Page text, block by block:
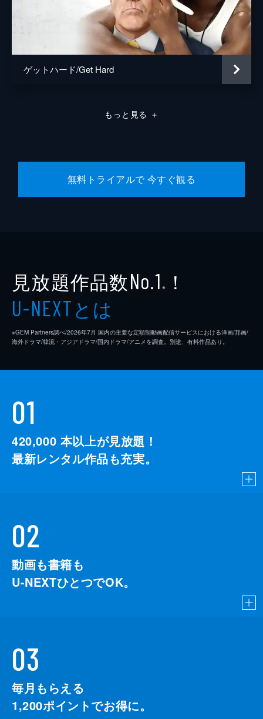
ゲットハード/Get Hard
もっと見る ＋
無料トライアルで 今すぐ観る
見放題作品数No.1 ※ ！
U-NEXTとは
※GEM Partners調べ/2026年7⽉ 国内の主要な定額制動画配信サービスにおける洋画/邦画/
海外ドラマ/韓流・アジアドラマ/国内ドラマ/アニメを調査。別途、有料作品あり。
01
420,000 本以上が見放題！
最新レンタル作品も充実。
02
動画も書籍も
U-NEXTひとつでOK。
03
毎月もらえる
1,200ポイントでお得に。